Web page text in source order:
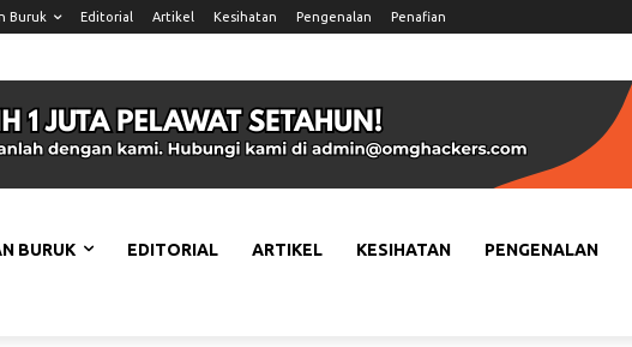
Buruk Editorial Artikel Kesihatan Pengenalan Penafian
BURUK EDITORIAL ARTIKEL KESIHATAN PENGENALAN